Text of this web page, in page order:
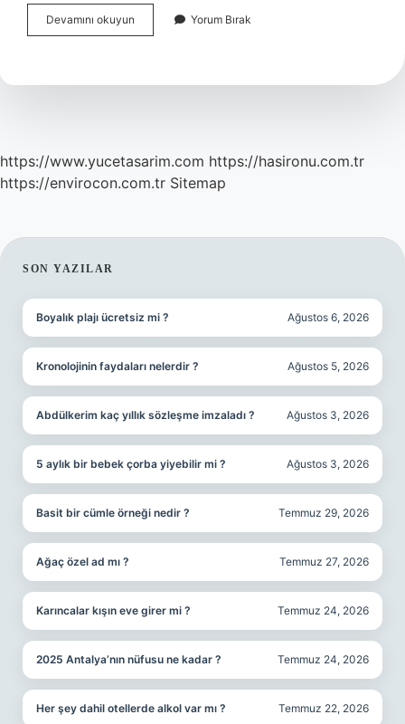
Devamını okuyun
Posta
Yazılmalı
Yorum Bırak
https://www.yucetasarim.com https://hasironu.com.tr
https://envirocon.com.tr Sitemap
SIDEBAR
SON YAZILAR
Boyalık plajı ücretsiz mi ? Ağustos 6, 2026
Kronolojinin faydaları nelerdir ? Ağustos 5, 2026
Abdülkerim kaç yıllık sözleşme imzaladı ? Ağustos 3, 2026
5 aylık bir bebek çorba yiyebilir mi ? Ağustos 3, 2026
Basit bir cümle örneği nedir ? Temmuz 29, 2026
Ağaç özel ad mı ? Temmuz 27, 2026
Karıncalar kışın eve girer mi ? Temmuz 24, 2026
2025 Antalya’nın nüfusu ne kadar ? Temmuz 24, 2026
Her şey dahil otellerde alkol var mı ? Temmuz 22, 2026